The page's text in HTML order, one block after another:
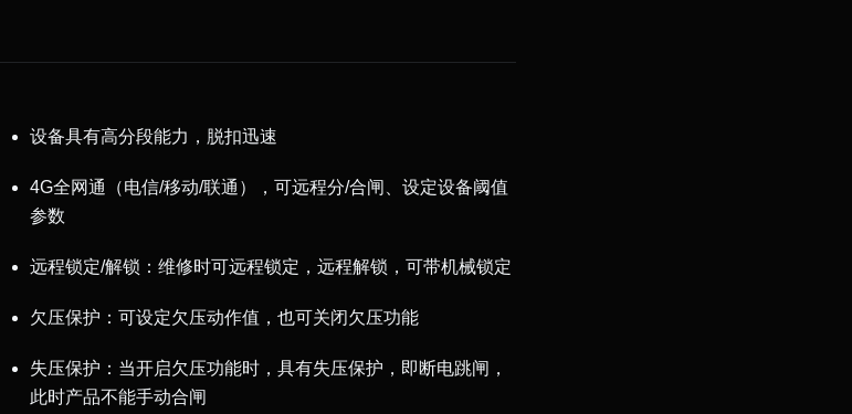
设备具有高分段能力，脱扣迅速
4G全网通（电信/移动/联通），可远程分/合闸、设定设备阈值
参数
远程锁定/解锁：维修时可远程锁定，远程解锁，可带机械锁定
欠压保护：可设定欠压动作值，也可关闭欠压功能
失压保护：当开启欠压功能时，具有失压保护，即断电跳闸，
此时产品不能手动合闸